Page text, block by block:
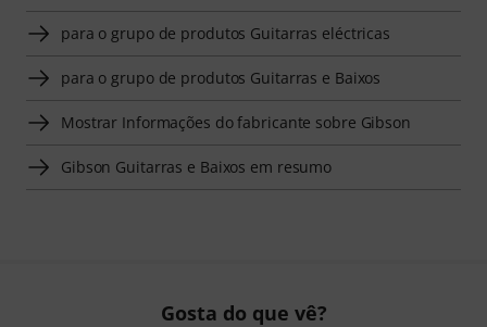
para o grupo de produtos Guitarras eléctricas
para o grupo de produtos Guitarras e Baixos
Mostrar Informações do fabricante sobre Gibson
Gibson Guitarras e Baixos em resumo
Gosta do que vê?